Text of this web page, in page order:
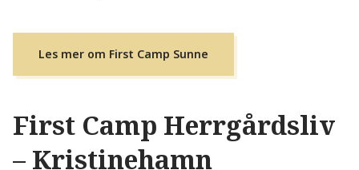
Les mer om First Camp Sunne
First Camp Herrgårdsliv
– Kristinehamn